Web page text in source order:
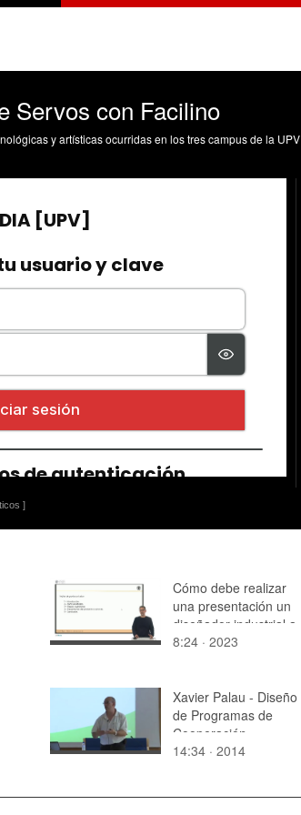
Servos con Facilino
y artísticas ocurridas en los tres campus de la UPV
]
Cómo debe realizar
una presentación un
diseñador industrial a
la hora de comunicar
8:24 · 2023
Xavier Palau - Diseño
de Programas de
Cooperación
Internacional. Cómo
14:34 · 2014